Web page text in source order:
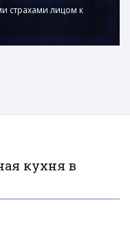
страхами лицом к
кухня в